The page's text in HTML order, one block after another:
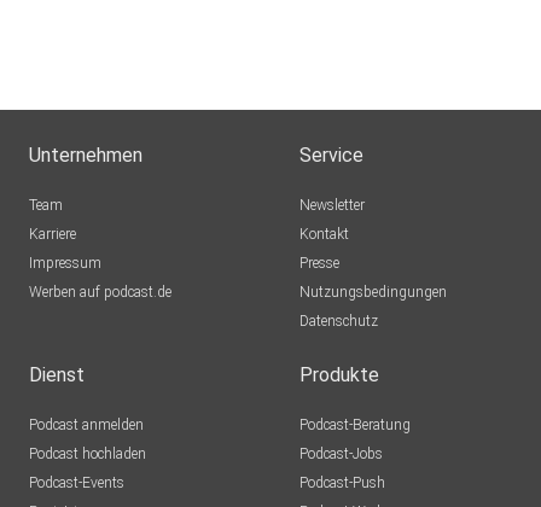
Unternehmen
Team
Karriere
Impressum
Werben auf podcast.de
Service
Newsletter
Kontakt
Presse
Nutzungsbedingungen
Datenschutz
Dienst
Podcast anmelden
Podcast hochladen
Podcast-Events
Produkte
Podcast-Beratung
Podcast-Jobs
Podcast-Push